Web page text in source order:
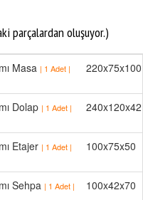
parçalardan oluşuyor.)
Masa | 1 Adet | 220x75x100
Dolap | 1 Adet | 240x120x42
Etajer | 1 Adet | 100x75x50
Sehpa | 1 Adet | 100x42x70